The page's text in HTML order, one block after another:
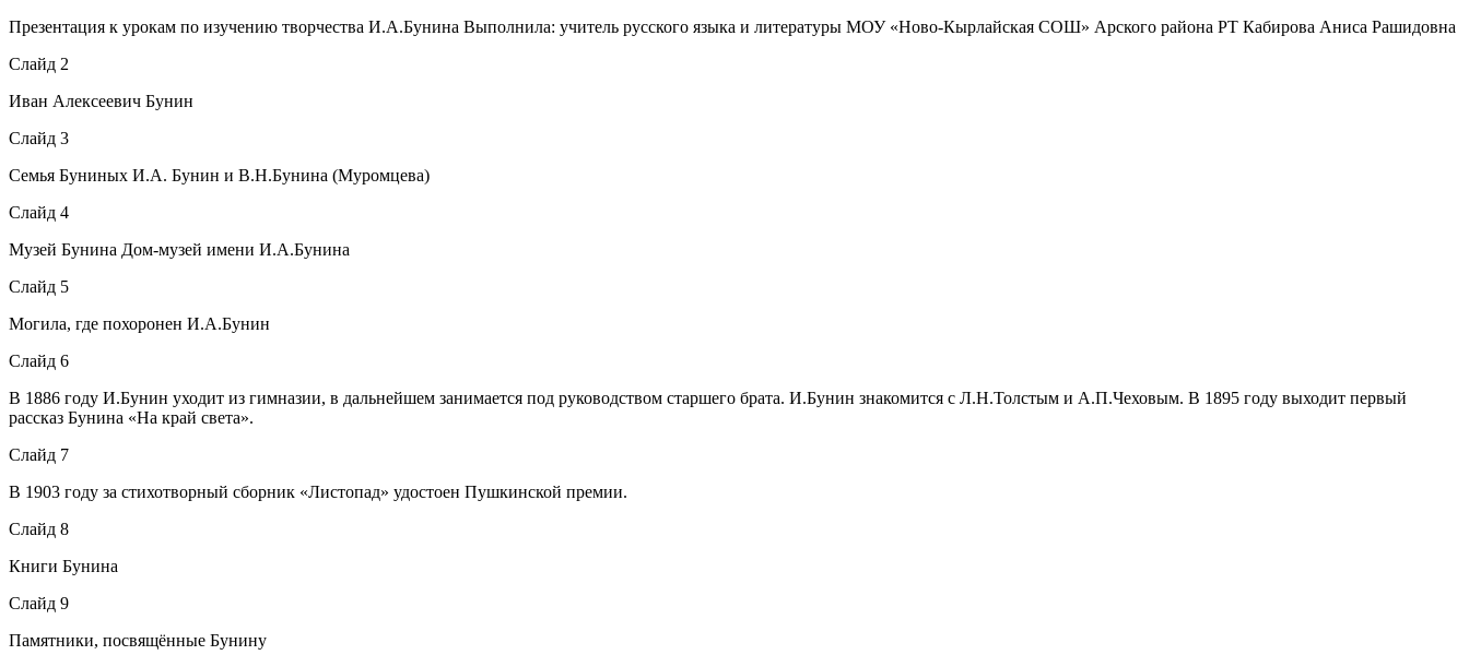
Презентация к урокам по изучению творчества И.А.Бунина Выполнила: учитель русского языка и литературы МОУ «Ново-Кырлайская СОШ» Арского района РТ Кабирова Аниса Рашидовна
Слайд 2
Иван Алексеевич Бунин
Слайд 3
Семья Буниных И.А. Бунин и В.Н.Бунина (Муромцева)
Слайд 4
Музей Бунина Дом-музей имени И.А.Бунина
Слайд 5
Могила, где похоронен И.А.Бунин
Слайд 6
В 1886 году И.Бунин уходит из гимназии, в дальнейшем занимается под руководством старшего брата. И.Бунин знакомится с Л.Н.Толстым и А.П.Чеховым. В 1895 году выходит первый
рассказ Бунина «На край света».
Слайд 7
В 1903 году за стихотворный сборник «Листопад» удостоен Пушкинской премии.
Слайд 8
Книги Бунина
Слайд 9
Памятники, посвящённые Бунину